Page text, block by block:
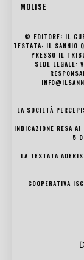
MOLISE
© EDITORE: IL
TESTATA: IL SANNIO
PRESSO IL
SEDE LEGALE:
LA SOCIETÀ
INDICAZIONE RESA
5
LA TESTATA
COOPERATIVA